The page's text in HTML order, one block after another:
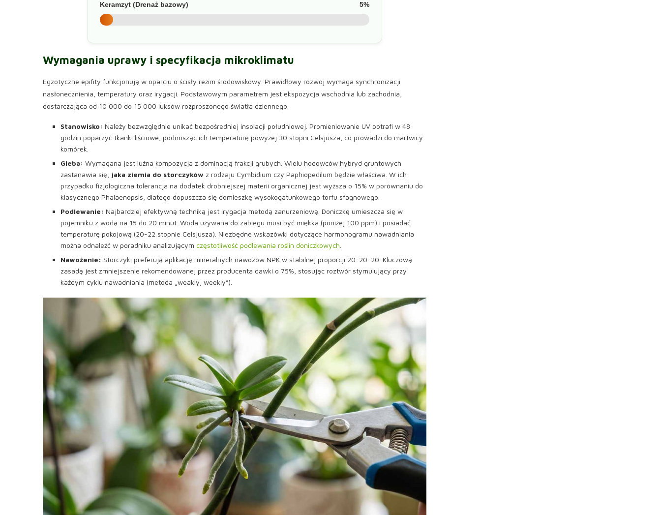
Keramzyt (Drenaż bazowy) 5%
Wymagania uprawy i specyfikacja mikroklimatu
Egzotyczne epifity funkcjonują w oparciu o ścisły reżim środowiskowy. Prawidłowy rozwój wymaga synchronizacji
nasłonecznienia, temperatury oraz irygacji. Podstawowym parametrem jest ekspozycja wschodnia lub zachodnia,
dostarczająca od 10 000 do 15 000 luksów rozproszonego światła dziennego.
Stanowisko: Należy bezwzględnie unikać bezpośredniej insolacji południowej. Promieniowanie UV potrafi w 48
godzin poparzyć tkanki liściowe, podnosząc ich temperaturę powyżej 30 stopni Celsjusza, co prowadzi do martwicy
komórek.
Gleba: Wymagana jest luźna kompozycja z dominacją frakcji grubych. Wielu hodowców hybryd gruntowych
zastanawia się,
jaka ziemia do storczyków z rodzaju Cymbidium czy Paphiopedilum będzie właściwa. W ich
przypadku fizjologiczna tolerancja na dodatek drobniejszej materii organicznej jest wyższa o 15% w porównaniu do
klasycznego Phalaenopsis, dlatego dopuszcza się domieszkę wysokogatunkowego torfu sfagnowego.
Podlewanie: Najbardziej efektywną techniką jest irygacja metodą zanurzeniową. Doniczkę umieszcza się w
pojemniku z wodą na 15 do 20 minut. Woda używana do zabiegu musi być miękka (poniżej 100 ppm) i posiadać
temperaturę pokojową (20-22 stopnie Celsjusza). Niezbędne wskazówki dotyczące harmonogramu nawadniania
można odnaleźć w poradniku analizującym częstotliwość podlewania roślin doniczkowych
Nawożenie: Storczyki preferują aplikację mineralnych nawozów NPK w stabilnej proporcji 20-20-20. Kluczową
zasadą jest zmniejszenie rekomendowanej przez producenta dawki o 75%, stosując roztwór stymulujący przy
każdym cyklu nawadniania (metoda „weakly, weekly”).